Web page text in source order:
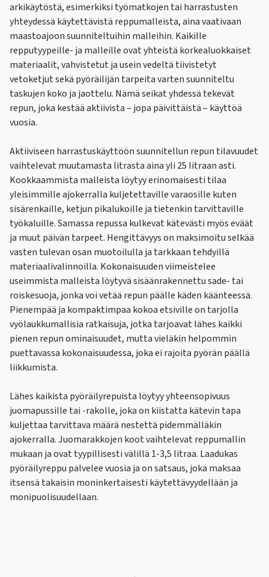
arkikäytöstä, esimerkiksi työmatkojen tai harrastusten
yhteydessä käytettävistä reppumalleista, aina vaativaan
maastoajoon suunniteltuihin malleihin. Kaikille
repputyypeille- ja malleille ovat yhteistä korkealuokkaiset
materiaalit, vahvistetut ja usein vedeltä tiivistetyt
vetoketjut sekä pyöräilijän tarpeita varten suunniteltu
taskujen koko ja jaottelu. Nämä seikat yhdessä tekevät
repun, joka kestää aktiivista – jopa päivittäistä – käyttöä
vuosia.
Aktiiviseen harrastuskäyttöön suunnitellun repun tilavuudet
vaihtelevat muutamasta litrasta aina yli 25 litraan asti.
Kookkaammista malleista löytyy erinomaisesti tilaa
yleisimmille ajokerralla kuljetettaville varaosille kuten
sisärenkaille, ketjun pikalukoille ja tietenkin tarvittaville
työkaluille. Samassa repussa kulkevat kätevästi myös eväät
ja muut päivän tarpeet. Hengittävyys on maksimoitu selkää
vasten tulevan osan muotoilulla ja tarkkaan tehdyillä
materiaalivalinnoilla. Kokonaisuuden viimeistelee
useimmista malleista löytyvä sisäänrakennettu sade- tai
roiskesuoja, jonka voi vetää repun päälle käden käänteessä.
Pienempää ja kompaktimpaa kokoa etsiville on tarjolla
vyölaukkumallisia ratkaisuja, jotka tarjoavat lähes kaikki
pienen repun ominaisuudet, mutta vieläkin helpommin
puettavassa kokonaisuudessa, joka ei rajoita pyörän päällä
liikkumista.
Lähes kaikista pyöräilyrepuista löytyy yhteensopivuus
juomapussille tai -rakolle, joka on kiistatta kätevin tapa
kuljettaa tarvittava määrä nestettä pidemmälläkin
ajokerralla. Juomarakkojen koot vaihtelevat reppumallin
mukaan ja ovat tyypillisesti välillä 1-3,5 litraa. Laadukas
pyöräilyreppu palvelee vuosia ja on satsaus, joka maksaa
itsensä takaisin moninkertaisesti käytettävyydellään ja
monipuolisuudellaan.